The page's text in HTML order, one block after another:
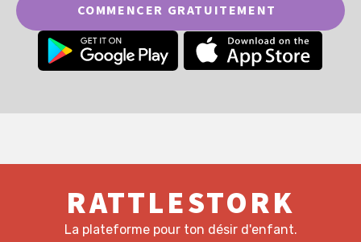
COMMENCER GRATUITEMENT
RATTLESTORK
La plateforme pour ton désir d'enfant.